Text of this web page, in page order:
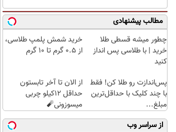
مطالب پیشنهادی
چطور میشه قسطی طلا
خرید | با طلاسی پس انداز
کنید
خرید شمش پلمپ طلاسی،
از ۰.۵ گرم تا ۱۰ گرم
پس‌اندازت رو طلا کن! فقط
با چند کلیک با حداقل‌ترین
مبلغ...
از الان تا آخر تابستون
حداقل 12کیلو چربی
میسوزونی🧨
از سراسر وب